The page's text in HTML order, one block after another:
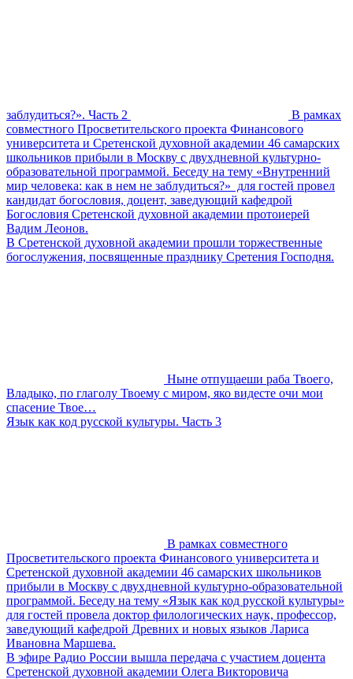
заблудиться?». Часть 2
В рамках
совместного Просветительского проекта Финансового
университета и Сретенской духовной академии 46 самарских
школьников прибыли в Москву с двухдневной культурно-
образовательной программой. Беседу на тему «Внутренний
мир человека: как в нем не заблудиться?» для гостей провел
кандидат богословия, доцент, заведующий кафедрой
Богословия Сретенской духовной академии протоиерей
Вадим Леонов.
В Сретенской духовной академии прошли торжественные
богослужения, посвященные празднику Сретения Господня.
Ныне отпущаеши раба Твоего,
Владыко, по глаголу Твоему с миром, яко видесте очи мои
спасение Твое…
Язык как код русской культуры. Часть 3
В рамках совместного
Просветительского проекта Финансового университета и
Сретенской духовной академии 46 самарских школьников
прибыли в Москву с двухдневной культурно-образовательной
программой. Беседу на тему «Язык как код русской культуры»
для гостей провела доктор филологических наук, профессор,
заведующий кафедрой Древних и новых языков Лариса
Ивановна Маршева.
В эфире Радио России вышла передача с участием доцента
Сретенской духовной академии Олега Викторовича